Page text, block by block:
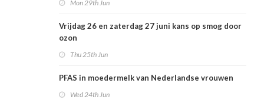
Mon 29th Jun
Vrijdag 26 en zaterdag 27 juni kans op smog door
ozon
Thu 25th Jun
PFAS in moedermelk van Nederlandse vrouwen
Wed 24th Jun